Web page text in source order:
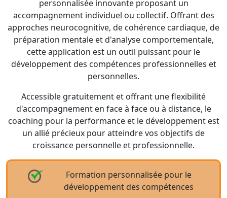
personnalisée innovante proposant un
accompagnement individuel ou collectif. Offrant des
approches neurocognitive, de cohérence cardiaque, de
préparation mentale et d'analyse comportementale,
cette application est un outil puissant pour le
développement des compétences professionnelles et
personnelles.
Accessible gratuitement et offrant une flexibilité
d'accompagnement en face à face ou à distance, le
coaching pour la performance et le développement est
un allié précieux pour atteindre vos objectifs de
croissance personnelle et professionnelle.
Formation personnalisée pour le
développement des compétences